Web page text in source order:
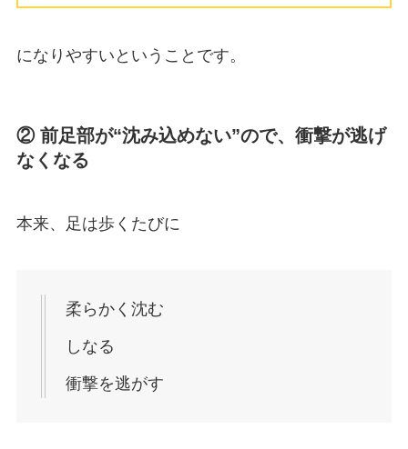
になりやすいということです。
② 前足部が“沈み込めない”ので、衝撃が逃げ
なくなる
本来、足は歩くたびに
柔らかく沈む
しなる
衝撃を逃がす